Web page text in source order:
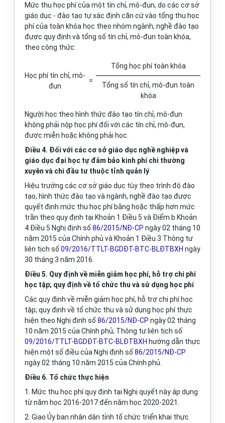
Mức thu học phí của một tín chỉ, mô-đun, do các cơ sở
giáo dục - đào tạo tự xác định căn cứ vào tổng thu học
phí của toàn khóa học theo nhóm ngành, nghề đào tạo
được quy định và tổng số tín chỉ, mô-đun toàn khóa,
theo công thức:
Học phí tín chỉ, mô-
đun
=
Tổng học phí toàn khóa
Tổng số tín chỉ, mô-đun toàn
khóa
Người học theo hình thức đào tạo tín chỉ, mô-đun
không phải nộp học phí đối với các tín chỉ, mô-đun,
được miễn hoặc không phải học.
Điều 4. Đối với các cơ sở giáo dục nghề nghiệp và
giáo dục đại học tự đảm bảo kinh phí chi thường
xuyên và chi đầu tư thuộc tỉnh quản lý
Hiệu trưởng các cơ sở giáo dục tùy theo trình độ đào
tạo, hình thức đào tạo và ngành, nghề đào tạo được
quyết định mức thu học phí bằng hoặc thấp hơn mức
trần theo quy định tại Khoản 1 Điều 5 và Điểm b Khoản
4 Điều 5 Nghị định số 86/2015/NĐ-CP ngày 02 tháng 10
năm 2015 của Chính phủ và Khoản 1 Điều 3 Thông tư
liên tịch số 09/2016/TTLT-BGDĐT-BTC-BLĐTBXH ngày
30 tháng 3 năm 2016.
Điều 5. Quy định về miễn giảm học phí, hỗ trợ chi phí
học tập; quy định về tổ chức thu và sử dụng học phí
Các quy định về miễn giảm học phí, hỗ trợ chi phí học
tập; quy định về tổ chức thu và sử dụng học phí thực
hiện theo Nghị định số 86/2015/NĐ-CP ngày 02 tháng
10 năm 2015 của Chính phủ; Thông tư liên tịch số
09/2016/TTLT-BGDĐT-BTC-BLĐTBXH hướng dẫn thực
hiện một số điều của Nghị định số 86/2015/NĐ-CP
ngày 02 tháng 10 năm 2015 của Chính phủ.
Điều 6. Tổ chức thực hiện
1. Mức thu học phí quy định tại Nghị quyết này áp dụng
từ năm học 2016-2017 đến năm học 2020-2021.
2. Giao Ủy ban nhân dân tỉnh tổ chức triển khai thực